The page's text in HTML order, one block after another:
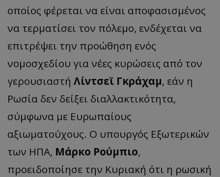
οποίος φέρεται να είναι αποφασισμένος
να τερματίσει τον πόλεμο, ενδέχεται να
επιτρέψει την προώθηση ενός
νομοσχεδίου για νέες κυρώσεις από τον
γερουσιαστή Λίντσεϊ Γκράχαμ, εάν η
Ρωσία δεν δείξει διαλλακτικότητα,
σύμφωνα με Ευρωπαίους
αξιωματούχους. Ο υπουργός Εξωτερικών
των ΗΠΑ, Μάρκο Ρούμπιο,
προειδοποίησε την Κυριακή ότι η ρωσική